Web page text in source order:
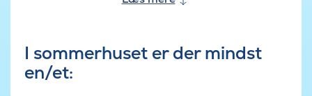
grund, der omkranser huset, er der også tænkt
I sommerhuset er der mindst
en/et: